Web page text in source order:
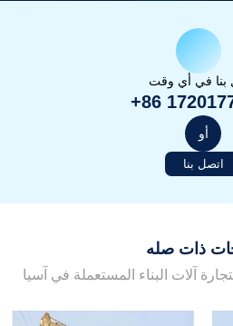
بنا في أي وقت
+86
أو
اتصل بنا
ذات صله